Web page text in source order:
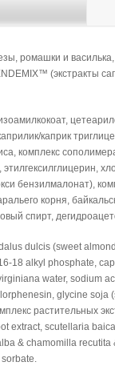
ромашки и
(экстракты
каприк
комплекс
бензилмалонат),
корня,
спирт,
dulcis (sweet
18 alkyl phosphate,
water, sodium
glycine
растительных
extract, scutellaria
& chamomilla